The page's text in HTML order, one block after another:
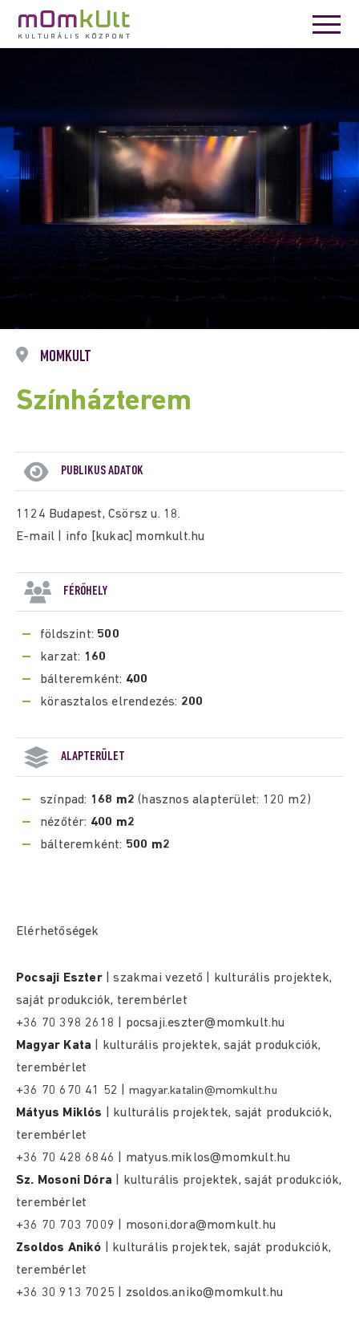
MOMKULT
Színházterem
PUBLIKUS ADATOK
1124 Budapest, Csörsz u. 18.
E-mail | info [kukac] momkult.hu
FÉRŐHELY
földszint: 500
karzat: 160
bálteremként: 400
körasztalos elrendezés: 200
ALAPTERÜLET
színpad: 168 m2 (hasznos alapterület: 120 m2)
nézőtér: 400 m2
bálteremként: 500 m2
Elérhetőségek
Pocsaji Eszter| szakmai vezető | kulturális projektek,
saját produkciók, terembérlet
+36 70 398 2618 | pocsaji.eszter@momkult.hu
Magyar Kata | kulturális projektek, saját produkciók,
terembérlet
+36 70 670 41 52 | magyar.katalin@momkult.hu
Mátyus Miklós
| kulturális projektek, saját produkciók,
terembérlet
+36 70 428 6846 | matyus.miklos@momkult.hu
Sz. Mosoni Dóra | kulturális projektek, saját produkciók,
terembérlet
+36 70 703 7009 | mosoni.dora@momkult.hu
Zsoldos Anikó | kulturális projektek, saját produkciók,
terembérlet
+36 30 913 7025 | zsoldos.aniko@momkult.hu